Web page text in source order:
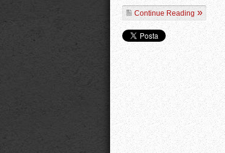
Continue Reading